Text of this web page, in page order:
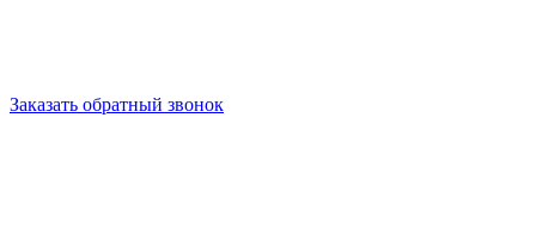
Заказать обратный звонок